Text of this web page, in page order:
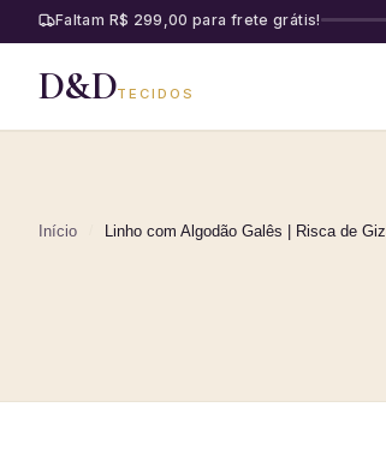
Faltam R$ 299,00 para frete grátis!
D&DTECIDOS
Início Linho com Algodão Galês | Risca de Giz